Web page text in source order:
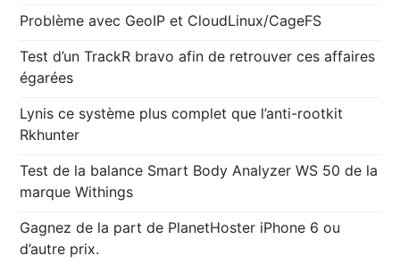
Problème avec GeoIP et CloudLinux/CageFS
Test d’un TrackR bravo afin de retrouver ces affaires
égarées
Lynis ce système plus complet que l’anti-rootkit
Rkhunter
Test de la balance Smart Body Analyzer WS 50 de la
marque Withings
Gagnez de la part de PlanetHoster iPhone 6 ou
d’autre prix.